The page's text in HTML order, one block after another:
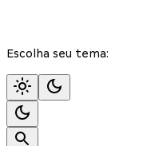
Escolha seu tema: